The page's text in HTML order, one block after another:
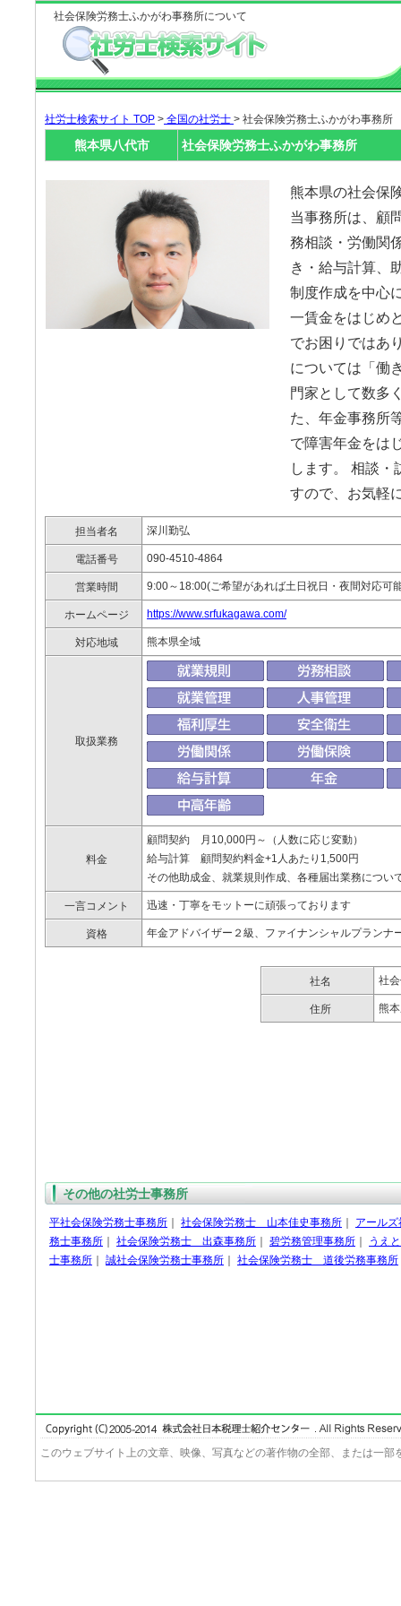
社会保険労務士ふかがわ事務所について
社労士検索サイト TOP > 全国の社労士 > 社会保険労務士ふかがわ事務所
熊本県八代市 社会保険労務士ふかがわ事務所
熊本県の社会保
当事務所は、顧
務相談・労働関
き・給与計算、
制度作成を中心
一賃金をはじめ
でお困りではあ
については「働
門家として数多
た、年金事務所
で障害年金をは
します。 相談・
すので、お気軽
担当者名 深川勤弘
電話番号 090-4510-4864
営業時間 9:00～18:00(ご希望があれば土日祝日・夜間対応可
ホームページ https://www.srfukagawa.com/
対応地域 熊本県全域
取扱業務
料金
顧問契約 月10,000円～（人数に応じ変動）
給与計算 顧問契約料金+1人あたり1,500円
その他助成金、就業規則作成、各種届出業務につい
一言コメント 迅速・丁寧をモットーに頑張っております
資格 年金アドバイザー２級、ファイナンシャルプランナ
社名 社
住所 熊
その他の社労士事務所
平社会保険労務士事務所 社会保険労務士 山本佳史事務所
アール
務士事務所
社会保険労務士 出森事務所 碧労務管理事務所
うえ
士事務所
誠社会保険労務士事務所 社会保険労務士 道後労務事務所
このウェブサイト上の文章、映像、写真などの著作物の全部、または一